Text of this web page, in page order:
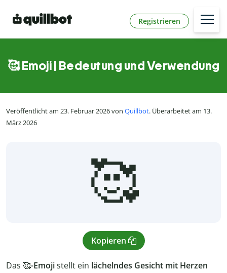
Registrieren
🥰 Emoji | Bedeutung und Verwendung
Veröffentlicht am 23. Februar 2026 von Quillbot. Überarbeitet am 13.
März 2026
🥰
Kopieren
Das 🥰-Emojistellt ein lächelndes Gesicht mit Herzen